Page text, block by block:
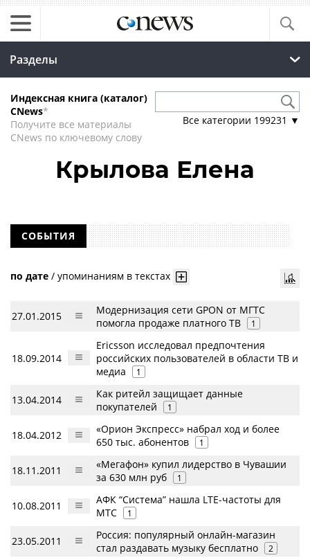
Разделы
Индексная книга (каталог)
CNews*
Получите все материалы
CNews по ключевому слову
Все категории 199231 ▼
Крылова Елена
СОБЫТИЯ
по дате / упоминаниям в текстах
27.01.2015
Модернизация сети GPON от МГТС
помогла продаже платного ТВ
1
18.09.2014
Ericsson исследовал предпочтения
российских пользователей в области ТВ и
медиа
1
13.04.2014
Как ритейл защищает данные
покупателей
1
18.04.2012
«Орион Экспресс» набрал ход и более
650 тыс. абонентов
1
18.11.2011
«Мегафон» купил лидерство в Чувашии
за 630 млн руб
1
10.08.2011
АФК “Система” нашла LTE-частоты для
МТС
1
23.05.2011
Россия: популярный онлайн-магазин
стал раздавать музыку бесплатно
2